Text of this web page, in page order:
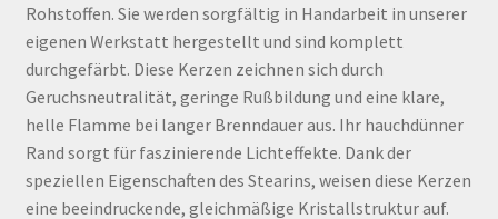
Rohstoffen. Sie werden sorgfältig in Handarbeit in unserer
eigenen Werkstatt hergestellt und sind komplett
durchgefärbt. Diese Kerzen zeichnen sich durch
Geruchsneutralität, geringe Rußbildung und eine klare,
helle Flamme bei langer Brenndauer aus. Ihr hauchdünner
Rand sorgt für faszinierende Lichteffekte. Dank der
speziellen Eigenschaften des Stearins, weisen diese Kerzen
eine beeindruckende, gleichmäßige Kristallstruktur auf.